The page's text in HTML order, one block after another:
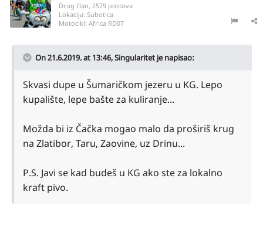
Drug član, 2579 postova
Lokacija: Subotica
Motocikl: Africa RD07
On 21.6.2019. at 13:46,Singularitet je napisao:
Skvasi dupe u Šumaričkom jezeru u KG. Lepo
kupalište, lepe bašte za kuliranje...
Možda bi iz Čačka mogao malo da proširiš krug
na Zlatibor, Taru, Zaovine, uz Drinu...
P.S. Javi se kad budeš u KG ako ste za lokalno
kraft pivo.